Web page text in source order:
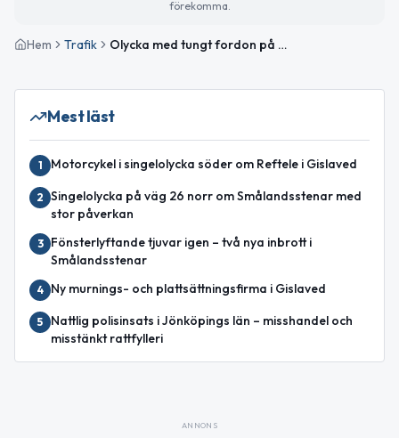
förekomma.
Hem Trafik Olycka med tungt fordon på väg 26 mellan Norlida och Isaberg
Mest läst
1 Motorcykel i singelolycka söder om Reftele i Gislaved
2 Singelolycka på väg 26 norr om Smålandsstenar med
stor påverkan
3
Fönsterlyftande tjuvar igen – två nya inbrott i
Smålandsstenar
4 Ny murnings- och plattsättningsfirma i Gislaved
5
Nattlig polisinsats i Jönköpings län – misshandel och
misstänkt rattfylleri
ANNONS